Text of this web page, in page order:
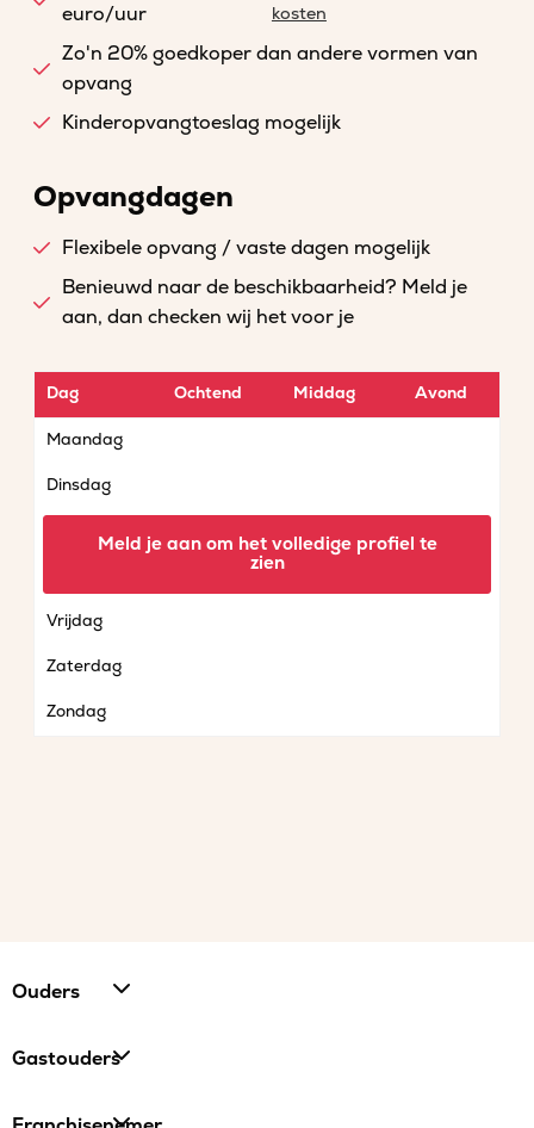
euro/uur
kosten
Zo'n 20% goedkoper dan andere vormen van
opvang
Kinderopvangtoeslag mogelijk
Opvangdagen
Flexibele opvang / vaste dagen mogelijk
Benieuwd naar de beschikbaarheid? Meld je
aan, dan checken wij het voor je
Dag Ochtend Middag Avond
Maandag
Dinsdag
Vrijdag
Zaterdag
Zondag
Meld je aan om het volledige profiel te
zien
Ouders
Gastouders